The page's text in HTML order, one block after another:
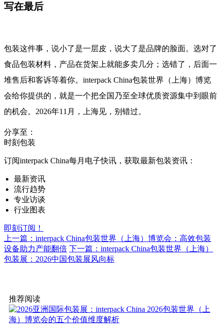
写在最后
包装这件事，说小了是一层皮，说大了是品牌的脸面。选对了
食品包装材料，产品在货架上就能多卖几分；选错了，后面一
堆售后和客诉等着你。interpack China包装世界（上海）博览
会给你提供的，就是一个把全国乃至全球优质资源集中到眼前
的机会。2026年11月，上海见，别错过。
分享至：
时刻包装
订阅interpack China每月电子快讯，获取最新包装资讯：
最新资讯
流行趋势
专业访谈
行业图表
即刻订阅！
上一篇：interpack China包装世界（上海）博览会：高效包装
设备助力产能翻倍 下一篇：interpack China包装世界（上海）
包装展：2026中国包装展风向标
推荐阅读